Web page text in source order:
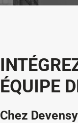
ÉQUIPE
Chez